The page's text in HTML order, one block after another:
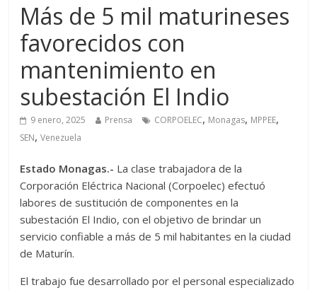
Más de 5 mil maturineses
favorecidos con
mantenimiento en
subestación El Indio
9 enero, 2025 Prensa CORPOELEC, Monagas, MPPEE,
SEN,Venezuela
Estado Monagas.- La clase trabajadora de la
Corporación Eléctrica Nacional (Corpoelec) efectuó
labores de sustitución de componentes en la
subestación El Indio, con el objetivo de brindar un
servicio confiable a más de 5 mil habitantes en la ciudad
de Maturín.
El trabajo fue desarrollado por el personal especializado